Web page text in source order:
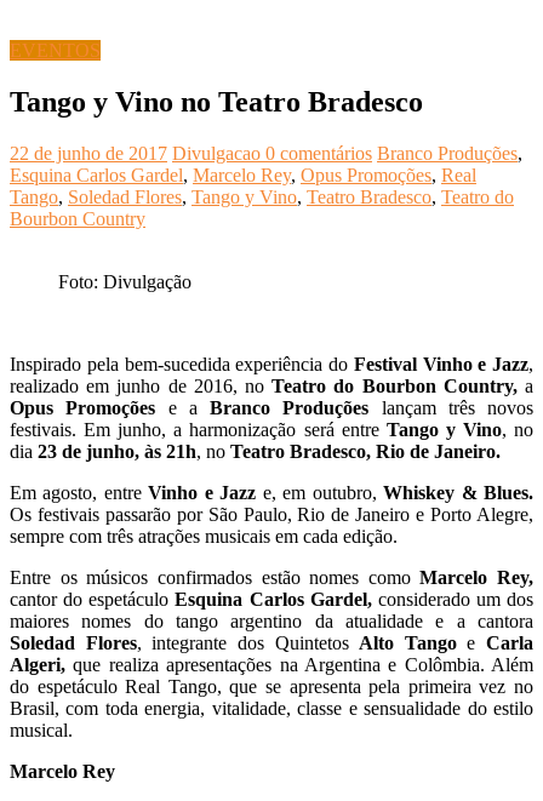
EVENTOS
Tango y Vino no Teatro Bradesco
22 de junho de 2017 Divulgacao 0 comentários Branco Produções,
Esquina Carlos Gardel, Marcelo Rey, Opus Promoções, Real
Tango, Soledad Flores, Tango y Vino, Teatro Bradesco, Teatro do
Bourbon Country
Foto: Divulgação
Inspirado pela bem-sucedida experiência do Festival Vinho e Jazz,
realizado em junho de 2016, noTeatro do Bourbon Country,a
Opus Promoções e a Branco Produções lançam três novos
festivais. Em junho, a harmonização será entre Tango y Vino, no
dia 23 de junho, às 21h, no Teatro Bradesco, Rio de Janeiro.
Em agosto, entreVinho e Jazz e, em outubro,Whiskey & Blues.
Os festivais passarão por São Paulo, Rio de Janeiro e Porto Alegre,
sempre com três atrações musicais em cada edição.
Entre os músicos confirmados estão nomes comoMarcelo Rey,
cantor do espetáculoEsquina Carlos Gardel,considerado um dos
maiores nomes do tango argentino da atualidade e a cantora
Soledad Flores, integrante dos Quintetos Alto Tangoe Carla
Algeri, que realiza apresentações na Argentina e Colômbia. Além
do espetáculo Real Tango, que se apresenta pela primeira vez no
Brasil, com toda energia, vitalidade, classe e sensualidade do estilo
musical.
Marcelo Rey